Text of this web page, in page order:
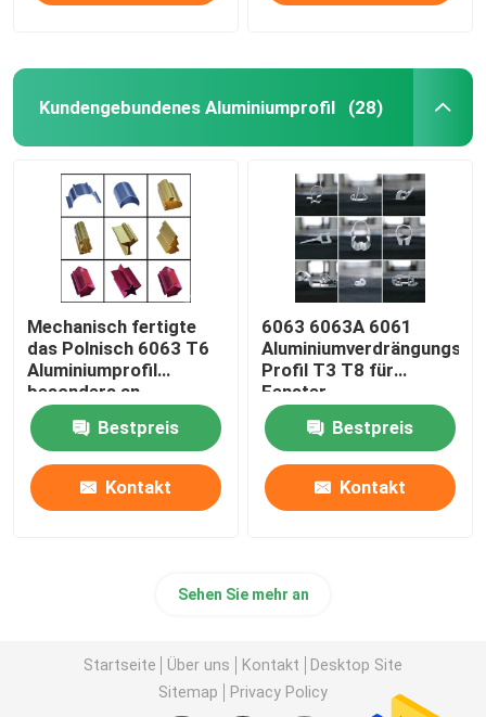
Kundengebundenes Aluminiumprofil (28)
Mechanisch fertigte
das Polnisch 6063 T6
Aluminiumprofil
besonders an
Bestpreis
Kontakt
6063 6063A 6061
Aluminiumverdrängungs-
Profil T3 T8 für
Fenster
Bestpreis
Kontakt
Sehen Sie mehr an
Startseite Über uns Kontakt
Desktop Site
Sitemap
Privacy Policy